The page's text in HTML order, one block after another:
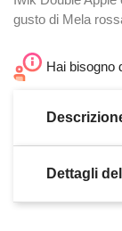
gusto di Mela
Hai bisogno
Dettagli